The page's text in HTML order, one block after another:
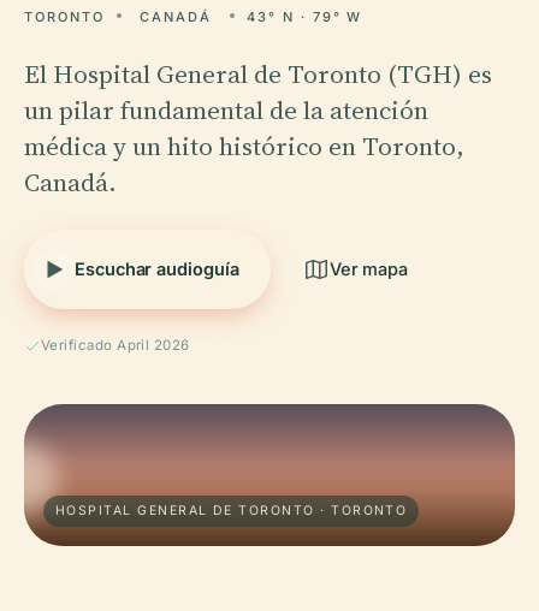
TORONTO CANADÁ 43° N · 79° W
El Hospital General de Toronto (TGH) es
un pilar fundamental de la atención
médica y un hito histórico en Toronto,
Canadá.
Escuchar audioguía Ver mapa
Verificado April 2026
HOSPITAL GENERAL DE TORONTO · TORONTO